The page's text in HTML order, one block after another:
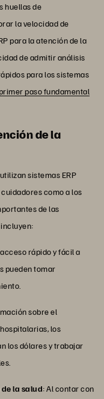
huellas de
la velocidad de
para la atención de la
de admitir análisis
para los sistemas
paso fundamental
de la
sistemas ERP
como a los
de las
acceso rápido y fácil a
pueden tomar
sobre el
los
los dólares y trabajar
la salud: Al contar con